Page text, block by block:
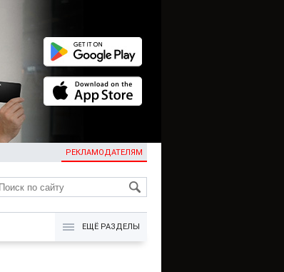
РЕКЛАМОДАТЕЛЯМ
KG
ЕЩЁ РАЗДЕЛЫ